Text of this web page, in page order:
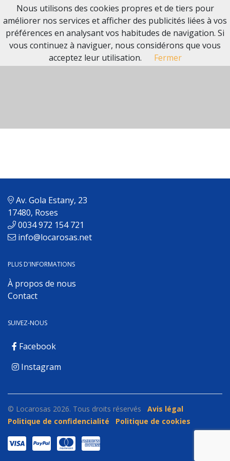
Av. Gola Estany, 23
17480, Roses
0034 972 154 721
info@locarosas.net
PLUS D'INFORMATIONS
À propos de nous
Contact
SUIVEZ-NOUS
Facebook
Instagram
© Locarosas 2026. Tous droits réservés
Avis légal
Politique de confidencialité
Politique de cookies
Nous utilisons des cookies propres et de tiers pour
améliorer nos services et afficher des publicités liées à vos
préférences en analysant vos habitudes de navigation. Si
vous continuez à naviguer, nous considérons que vous
acceptez leur utilisation.
Fermer